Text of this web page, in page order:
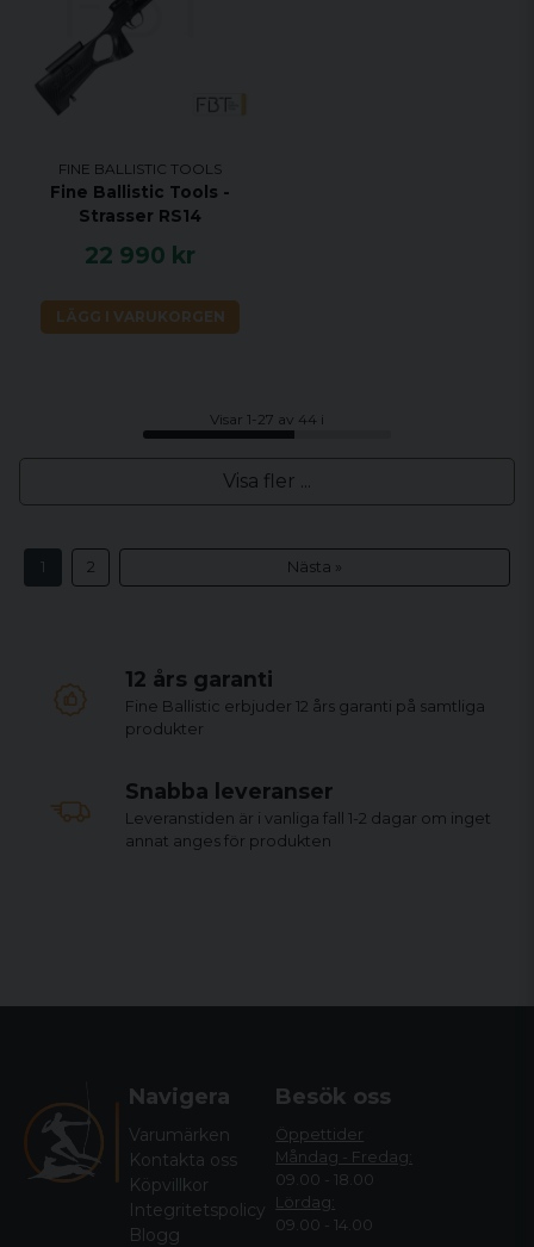
FINE BALLISTIC TOOLS
Fine Ballistic Tools -
Strasser RS14
22 990 kr
LÄGG I VARUKORGEN
Visar 1-27 av 44 i
Visa fler ...
1 2 Nästa »
12 års garanti
Fine Ballistic erbjuder 12 års garanti på samtliga
produkter
Snabba leveranser
Leveranstiden är i vanliga fall 1-2 dagar om inget
annat anges för produkten
Navigera
Varumärken
Kontakta oss
Köpvillkor
Integritetspolicy
Blogg
Besök oss
Öppettider
Måndag - Fredag:
09.00 - 18.00
Lördag:
09.00 - 14.00